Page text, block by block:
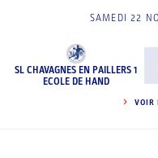
SAMEDI 22
SL CHAVAGNES EN PAILLERS 1
ECOLE DE HAND
VOIR